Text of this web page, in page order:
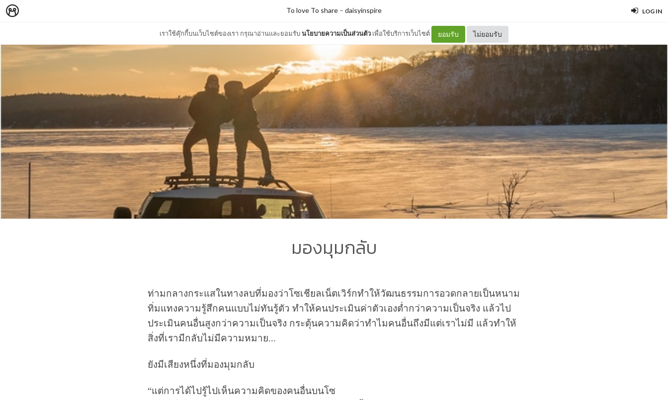
LOG IN
เราใช้คุ๊กกี้บนเว็บไซต์ของเรา กรุณาอ่านและยอมรับนโยบายความเป็นส่วนตัว เพื่อใช้บริการเว็บไซต์ ยอมรับ ไม่ยอมรับ
To love To share – daisyinspire
มองมุมกลับ
ท่ามกลางกระแสในทางลบที่มองว่าโซเชียลเน็ตเวิร์กทำให้วัฒนธรรมการอวดกลายเป็นหนาม
ทิ่มแทงความรู้สึกคนแบบไม่ทันรู้ตัว ทำให้คนประเมินค่าตัวเองต่ำกว่าความเป็นจริง แล้วไป
ประเมินคนอื่นสูงกว่าความเป็นจริง กระตุ้นความคิดว่าทำไมคนอื่นถึงมีแต่เราไม่มี แล้วทำให้
สิ่งที่เรามีกลับไม่มีความหมาย...
ยังมีเสียงหนึ่งที่มองมุมกลับ
“แต่การได้ไปรู้ไปเห็นความคิดของคนอื่นบนโซ